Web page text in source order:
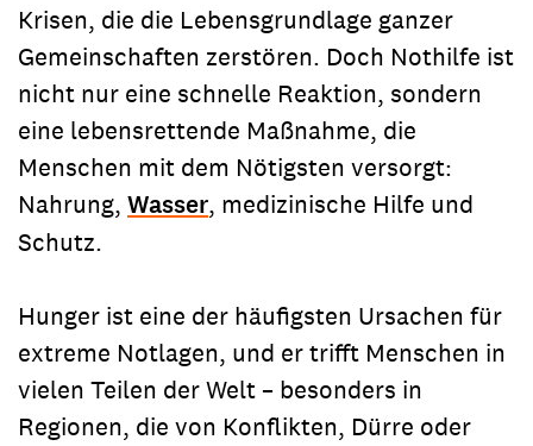
Krisen, die die Lebensgrundlage ganzer
Gemeinschaften zerstören. Doch Nothilfe ist
nicht nur eine schnelle Reaktion, sondern
eine lebensrettende Maßnahme, die
Menschen mit dem Nötigsten versorgt:
Nahrung, Wasser, medizinische Hilfe und
Schutz.
Hunger ist eine der häufigsten Ursachen für
extreme Notlagen, und er trifft Menschen in
vielen Teilen der Welt – besonders in
Regionen, die von Konflikten, Dürre oder